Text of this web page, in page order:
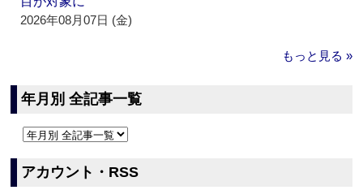
2026年08月07日 (金)
もっと見る »
年月別 全記事一覧
アカウント・RSS